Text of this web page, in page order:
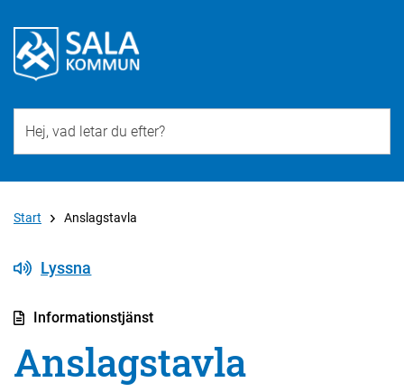
Start Anslagstavla
Lyssna
Informationstjänst
Anslagstavla